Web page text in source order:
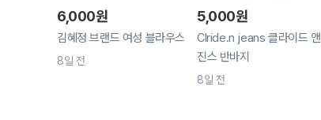
6,000원
김혜정 브랜드 여성 블라우스
8일 전
5,000원
Clride.n jeans 클라이드 앤
진스 반바지
8일 전